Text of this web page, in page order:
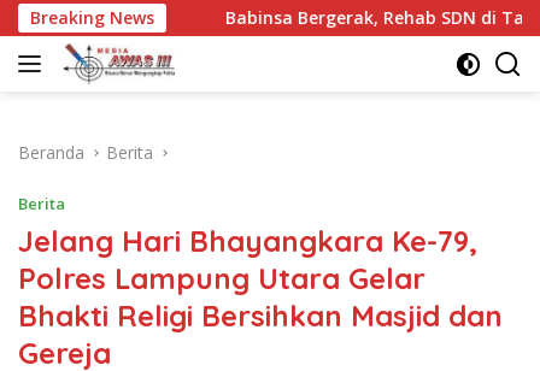
Langsung
ke
konten
Breaking NewsBabinsa Bergerak, Rehab SDN di Tanjung
Beranda Berita
Berita
Jelang Hari Bhayangkara Ke-79,
Polres Lampung Utara Gelar
Bhakti Religi Bersihkan Masjid dan
Gereja